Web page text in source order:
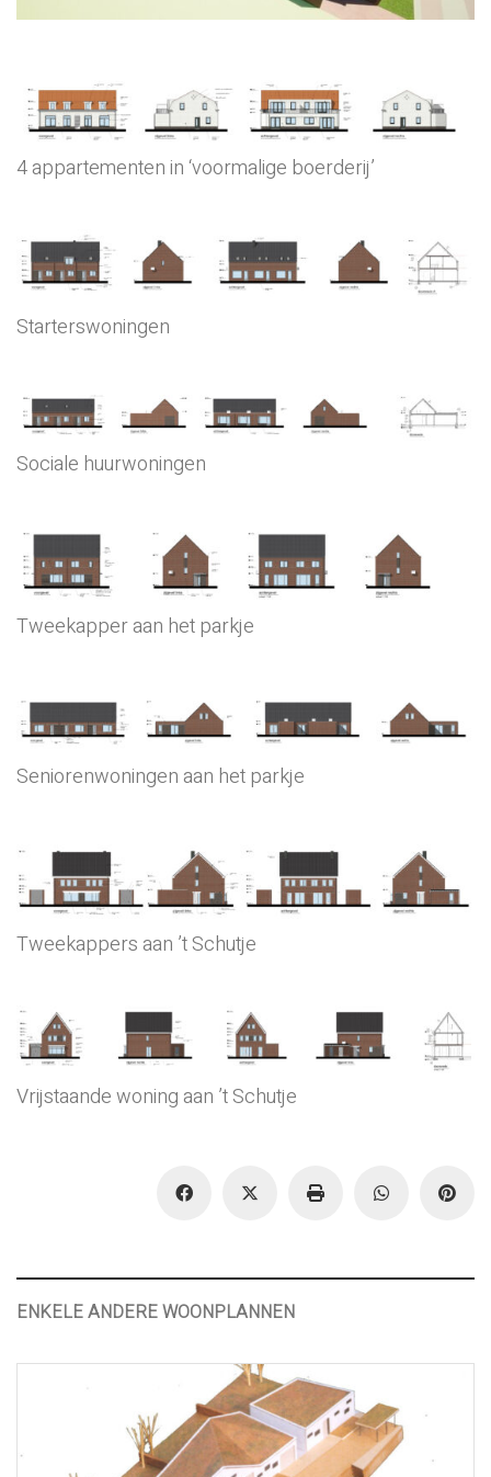
4 appartementen in ‘voormalige boerderij’
Starterswoningen
Sociale huurwoningen
Tweekapper aan het parkje
Seniorenwoningen aan het parkje
Tweekappers aan ’t Schutje
Vrijstaande woning aan ’t Schutje
ENKELE ANDERE WOONPLANNEN